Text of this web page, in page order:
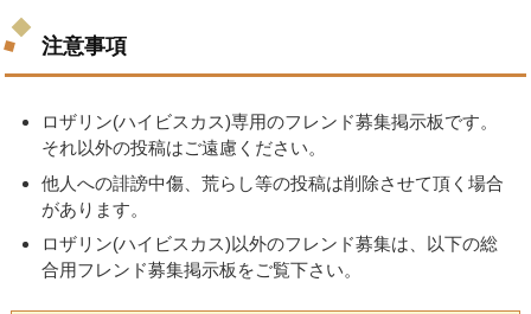
注意事項
ロザリン(ハイビスカス)専用のフレンド募集掲示板です。
それ以外の投稿はご遠慮ください。
他人への誹謗中傷、荒らし等の投稿は削除させて頂く場合
があります。
ロザリン(ハイビスカス)以外のフレンド募集は、以下の総
合用フレンド募集掲示板をご覧下さい。